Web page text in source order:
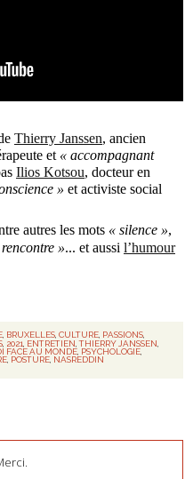
Thierry Janssen, ancien
et « accompagnant
Ilios Kotsou, docteur en
» et activiste social
autres les mots « silence »,
»... et aussi l’humour
, BRUXELLES, CULTURE, PASSIONS,
2021 ENTRETIEN ,THIERRY JANSSEN
FACE AU MONDE PSYCHOLOGIE
POSTURE NASREDDIN